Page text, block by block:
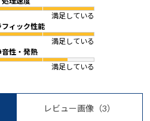
満足している
フィック性能
満足している
音性・発熱
満足している
レビュー画像 （3）